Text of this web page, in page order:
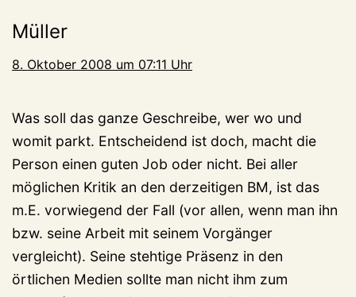
Müller
8. Oktober 2008 um 07:11 Uhr
Was soll das ganze Geschreibe, wer wo und
womit parkt. Entscheidend ist doch, macht die
Person einen guten Job oder nicht. Bei aller
möglichen Kritik an den derzeitigen BM, ist das
m.E. vorwiegend der Fall (vor allen, wenn man ihn
bzw. seine Arbeit mit seinem Vorgänger
vergleicht). Seine stehtige Präsenz in den
örtlichen Medien sollte man nicht ihm zum